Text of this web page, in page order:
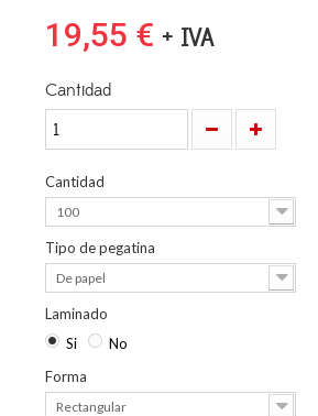
19,55 € + IVA
Cantidad
Cantidad
100
Tipo de pegatina
De papel
Laminado
Si
No
Forma
Rectangular